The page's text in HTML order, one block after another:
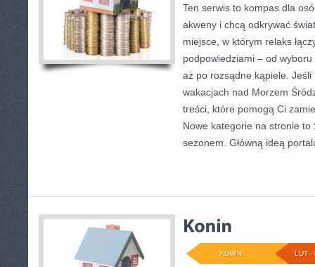
Ten serwis to kompas dla
akweny i chcą odkrywać
miejsce, w którym relaks
podpowiedziami – od
aż po rozsądne kąpiele. Jeśli
wakacjach nad Morzem
treści, które pomogą Ci
Nowe kategorie na stronie
sezonem. Główną ideą
LUT -
ADMIN